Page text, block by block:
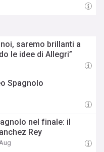
saremo brillanti a
le idee di Allegri”
Spagnolo
nel finale: il
Rey